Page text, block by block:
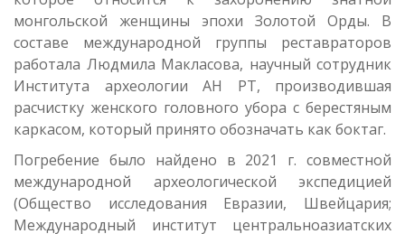
монгольской женщины эпохи Золотой Орды. В
составе международной группы реставраторов
работала Людмила Макласова, научный сотрудник
Института археологии АН РТ, производившая
расчистку женского головного убора с берестяным
каркасом, который принято обозначать как боктаг.
Погребение было найдено в 2021 г. совместной
международной археологической экспедицией
(Общество исследования Евразии, Швейцария;
Международный институт центральноазиатских